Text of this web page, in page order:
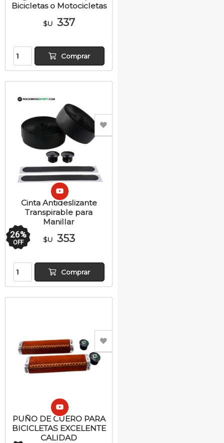
Bicicletas o Motocicletas
$U 337
Comprar
Cinta Antideslizante
Transpirable para
Manillar
26%
OFF $U 353
Comprar
PUÑO DE CUERO PARA
BICICLETAS EXCELENTE
CALIDAD